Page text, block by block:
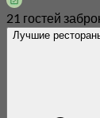
21 гостей
Лучшие